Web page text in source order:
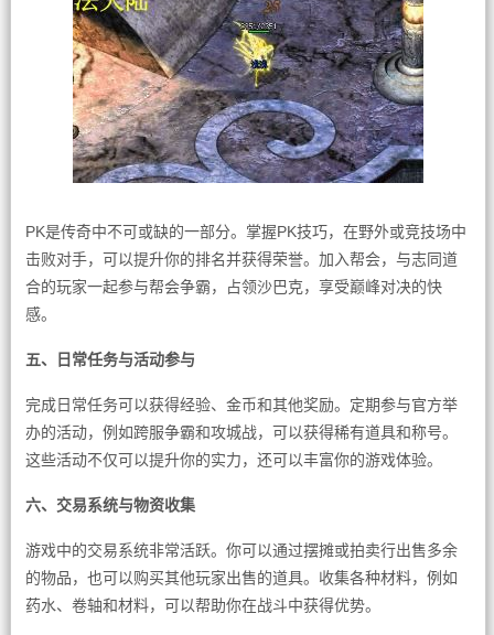
PK是传奇中不可或缺的一部分。掌握PK技巧，在野外或竞技场中
击败对手，可以提升你的排名并获得荣誉。加入帮会，与志同道
合的玩家一起参与帮会争霸，占领沙巴克，享受巅峰对决的快
感。
五、日常任务与活动参与
完成日常任务可以获得经验、金币和其他奖励。定期参与官方举
办的活动，例如跨服争霸和攻城战，可以获得稀有道具和称号。
这些活动不仅可以提升你的实力，还可以丰富你的游戏体验。
六、交易系统与物资收集
游戏中的交易系统非常活跃。你可以通过摆摊或拍卖行出售多余
的物品，也可以购买其他玩家出售的道具。收集各种材料，例如
药水、卷轴和材料，可以帮助你在战斗中获得优势。